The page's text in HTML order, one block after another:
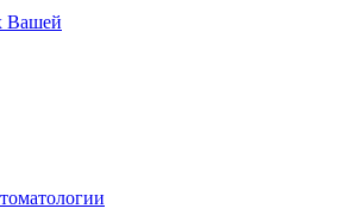
Вашей